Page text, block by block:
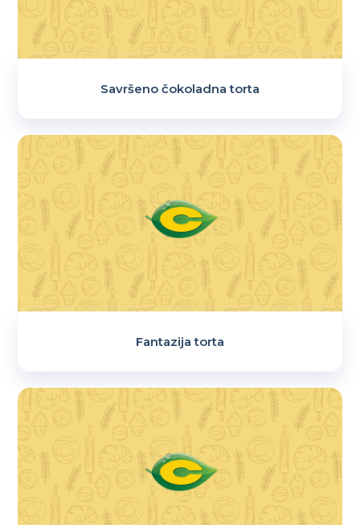
Savršeno čokoladna torta
Fantazija torta